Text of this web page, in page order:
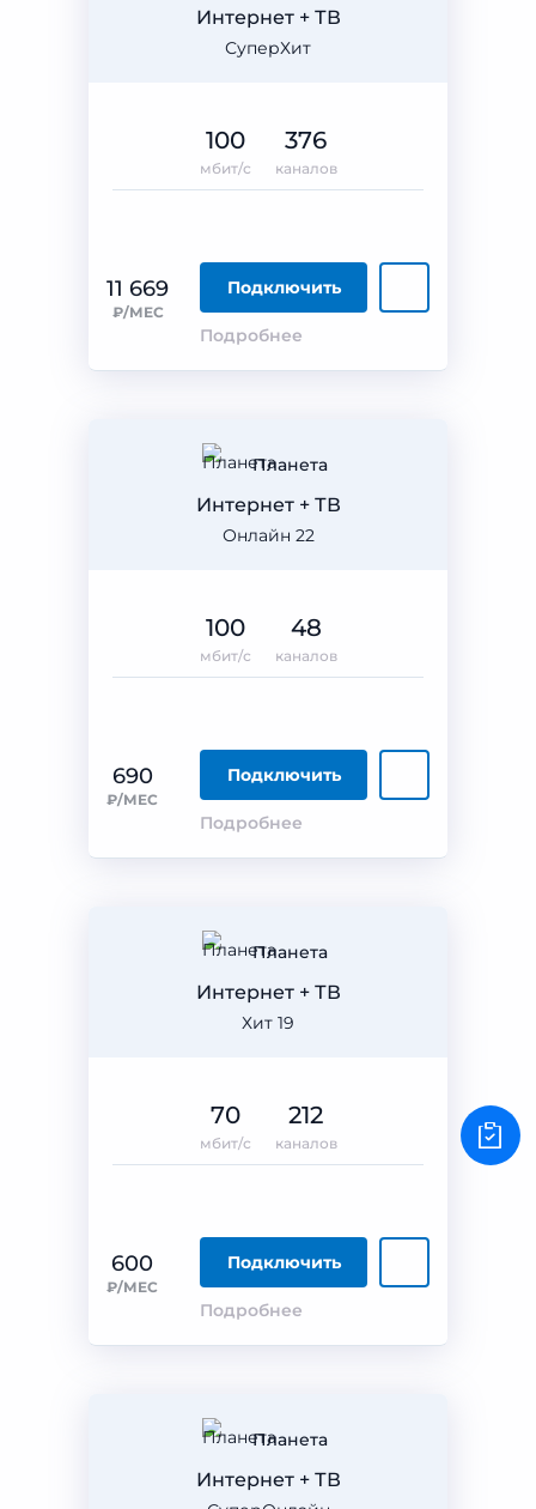
СуперХит
Интернет + ТВ
11 669
₽/МЕС
Подключить
Подробнее
100
мбит/с
376
каналов
Планета
Онлайн 22
Интернет + ТВ
690
₽/МЕС
Подключить
Подробнее
100
мбит/с
48
каналов
Планета
Хит 19
Интернет + ТВ
600
₽/МЕС
Подключить
Подробнее
70
мбит/с
212
каналов
Планета
Интернет + ТВ